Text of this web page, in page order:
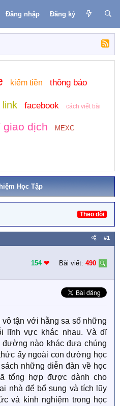
Đăng nhập Đăng ký
kiếm tiền thông báo
facebook cách viết bài
giao dịch MEXC
Học Tập
Theo dõi
#1
154 ❤︎ Bài viết: 490
tận với hằng sa số những
lĩnh vực khác nhau. Và dĩ
nào khác đưa chúng
ấy ngoài con đường học
những diễn đàn về học
tổng hợp được dành cho
nhà để bổ sung và tích lũy
và kinh nghiệm trong học